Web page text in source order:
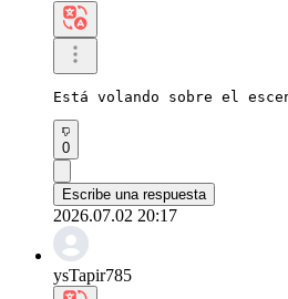
Está volando sobre el
0
Escribe una respuesta
2026.07.02 20:17
ysTapir785